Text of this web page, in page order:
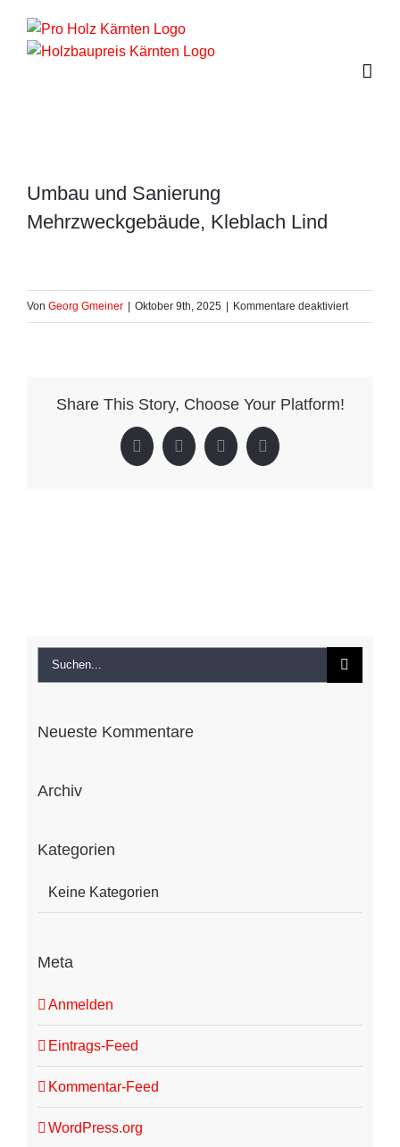
Inhalt
springen
Umbau und Sanierung
Mehrzweckgebäude, Kleblach Lind
Von Georg Gmeiner | Oktober 9th, 2025 | Kommentare deaktiviertfür
Umbau
Share This Story, Choose Your Platform!
Facebook
X LinkedInPinterest
Suche
nach:
Neueste Kommentare
Archiv
Kategorien
Keine Kategorien
Meta
Anmelden
Eintrags-Feed
Kommentar-Feed
WordPress.org